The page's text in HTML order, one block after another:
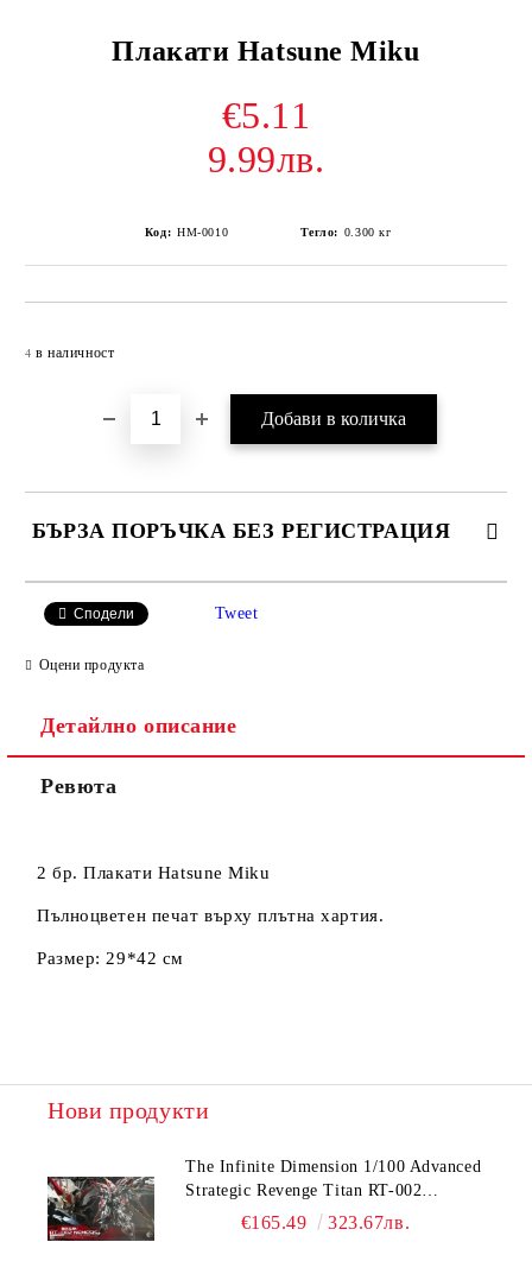
Плакати Hatsune Miku
€5.11
9.99лв.
Код: HM-0010 Тегло: 0.300 кг
4 в наличност
БЪРЗА ПОРЪЧКА БЕЗ РЕГИСТРАЦИЯ
Сподели Tweet
Оцени продукта
Детайлно описание
Ревюта
2 бр. Плакати Hatsune Miku
Пълноцветен печат върху плътна хартия.
Размер: 29*42 см
Нови продукти
The Infinite Dimension 1/100 Advanced
Strategic Revenge Titan RT-002
Nemesis€165.49 323.67лв.